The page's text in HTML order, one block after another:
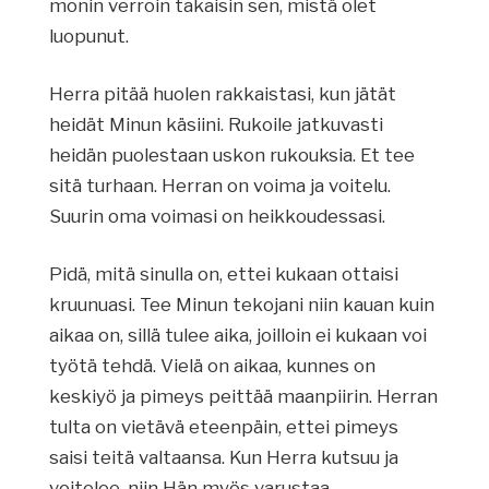
monin verroin takaisin sen, mistä olet
luopunut.
Herra pitää huolen rakkaistasi, kun jätät
heidät Minun käsiini. Rukoile jatkuvasti
heidän puolestaan uskon rukouksia. Et tee
sitä turhaan. Herran on voima ja voitelu.
Suurin oma voimasi on heikkoudessasi.
Pidä, mitä sinulla on, ettei kukaan ottaisi
kruunuasi. Tee Minun tekojani niin kauan kuin
aikaa on, sillä tulee aika, joilloin ei kukaan voi
työtä tehdä. Vielä on aikaa, kunnes on
keskiyö ja pimeys peittää maanpiirin. Herran
tulta on vietävä eteenpäin, ettei pimeys
saisi teitä valtaansa. Kun Herra kutsuu ja